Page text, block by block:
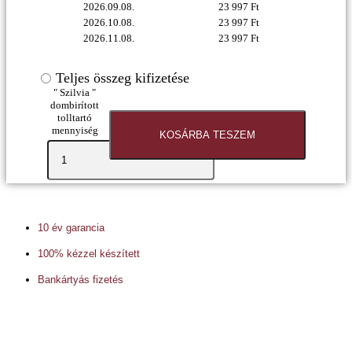
2026.09.08.
23 997 Ft
2026.10.08.
23 997 Ft
2026.11.08.
23 997 Ft
Teljes összeg kifizetése
" Szilvia "
dombirított
tolltartó
mennyiség
KOSÁRBA TESZEM
10 év garancia
100% kézzel készített
Bankártyás fizetés